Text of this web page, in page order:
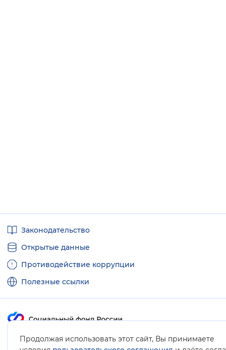
Продолжая использовать этот сайт, Вы принимаете
ссылкиЗаконодательство
Открытые данные
Противодействие коррупции
Полезные ссылки
Карта сайта